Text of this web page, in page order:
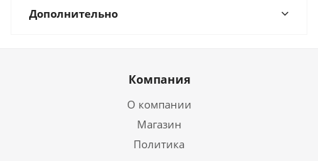
Дополнительно
Компания
О компании
Магазин
Политика